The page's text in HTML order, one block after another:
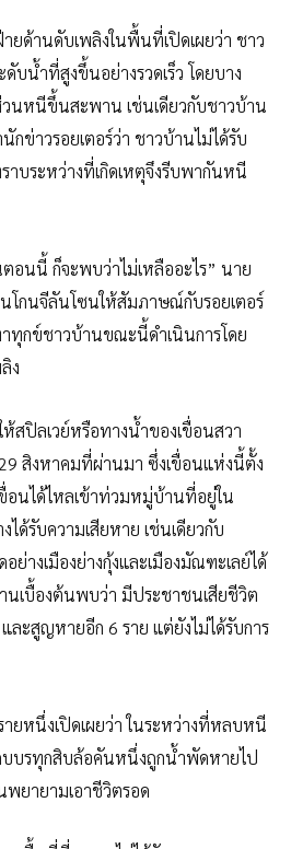
ยด้านดับเพลิงในพื้นที่เปิดเผยว่า ชาว
บน้ำที่สูงขึ้นอย่างรวดเร็ว โดยบาง
นหนีขึ้นสะพาน เช่นเดียวกับชาวบ้าน
ข่าวรอยเตอร์ว่า ชาวบ้านไม่ได้รับ
าบระหว่างที่เกิดเหตุจึงรีบพากันหนี
อนนี้ ก็จะพบว่าไม่เหลืออะไร” นาย
โกนจีลันโซนให้สัมภาษณ์กับรอยเตอร์
ทุกข์ชาวบ้านขณะนี้ดำเนินการโดย
ง
ปิลเวย์หรือทางน้ำของเขื่อนสวา
สิงหาคมที่ผ่านมา ซึ่งเขื่อนแห่งนี้ตั้ง
ขื่อนได้ไหลเข้าท่วมหมู่บ้านที่อยู่ใน
ด้รับความเสียหาย เช่นเดียวกับ
างเมืองย่างกุ้งและเมืองมัณฑะเลย์ได้
นเบื้องต้นพบว่า มีประชาชนเสียชีวิต
ละสูญหายอีก 6 ราย แต่ยังไม่ได้รับการ
หนึ่งเปิดเผยว่า ในระหว่างที่หลบหนี
บบรทุกสิบล้อคันหนึ่งถูกน้ำพัดหายไป
ยายามเอาชีวิตรอด